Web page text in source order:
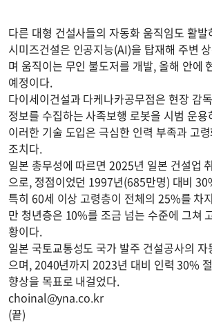
다른 대형 건설사들의 자동화 움직임도 활발
시미즈건설은 인공지능(AI)을 탑재해 주변
며 움직이는 무인 불도저를 개발, 올해 안에
예정이다.
다이세이건설과 다케나카공무점은 현장 감
정보를 수집하는 사족보행 로봇을 시범 운용
이러한 기술 도입은 극심한 인력 부족과 고
조치다.
일본 총무성에 따르면 2025년 일본 건설업
으로, 정점이었던 1997년(685만명) 대비
특히 60세 이상 고령층이 전체의 25%를 차
만 청년층은 10%를 조금 넘는 수준에 그쳐
황이다.
일본 국토교통성도 국가 발주 건설공사의 자
으며, 2040년까지 2023년 대비 인력 30%
향상을 목표로 내걸었다.
choinal@yna.co.kr
(끝)